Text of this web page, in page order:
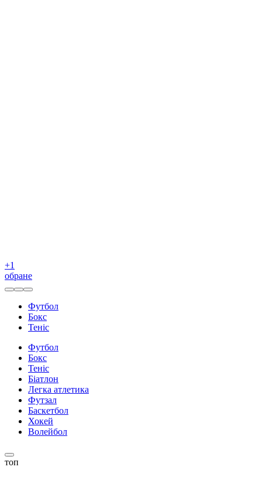
+1
обране
Футбол
Бокс
Теніс
Футбол
Бокс
Теніс
Біатлон
Легка атлетика
Футзал
Баскетбол
Хокей
Волейбол
топ